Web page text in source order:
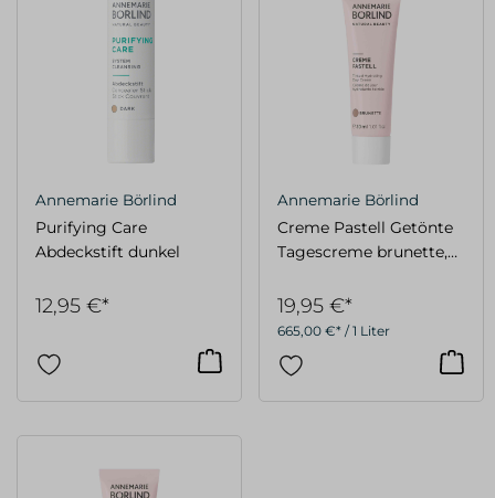
Annemarie Börlind
Purifying Care
Abdeckstift dunkel
12,95 €*
Annemarie Börlind
Creme Pastell Getönte
Tagescreme brunette,
665,00 €* / 1 Liter
19,95 €*